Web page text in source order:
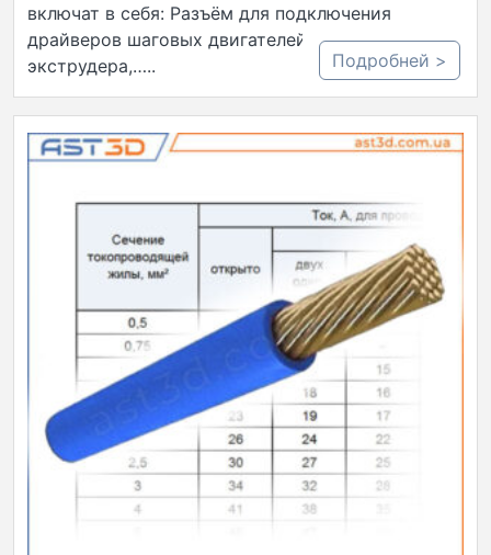
включат в себя: Разъём для подключения
драйверов шаговых двигателей и контроля
экструдера,…..
Подробней >